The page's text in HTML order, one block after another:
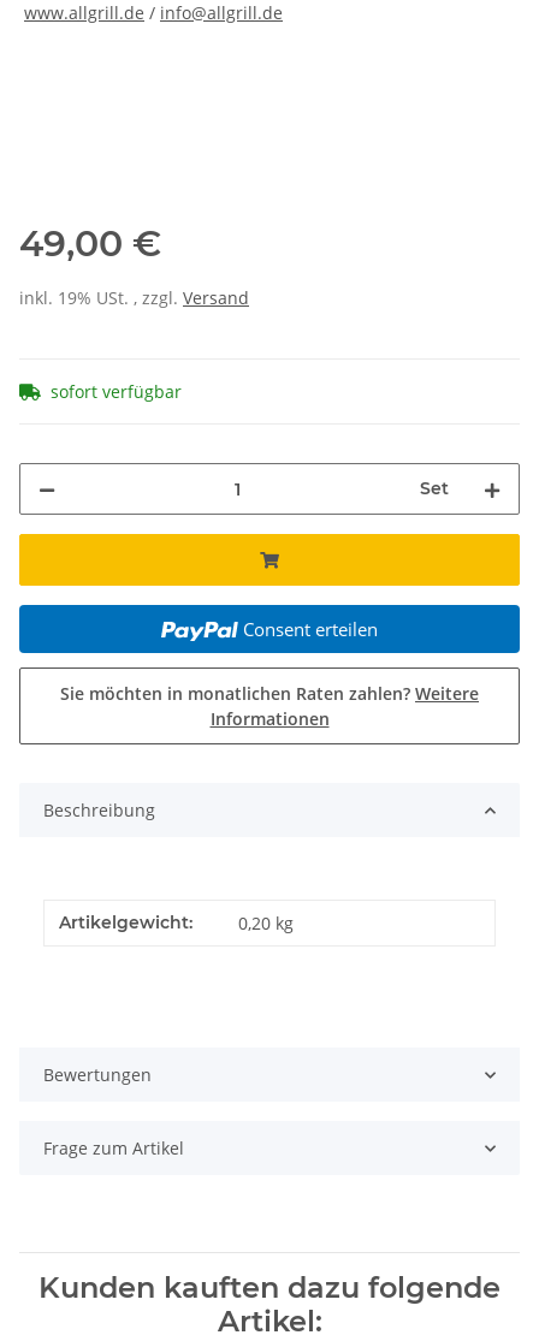
www.allgrill.de / info@allgrill.de
49,00 €
inkl. 19% USt. , zzgl. Versand
sofort verfügbar
Set
Consent erteilen
Sie möchten in monatlichen Raten zahlen? Weitere
Informationen
Beschreibung
Artikelgewicht: 0,20 kg
Bewertungen
Frage zum Artikel
Kunden kauften dazu folgende
Artikel: